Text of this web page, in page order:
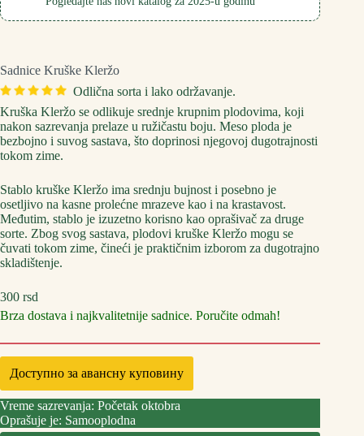
Sadnice Kruške Kleržo
Odlična sorta i lako održavanje.
Kruška Kleržo se odlikuje srednje krupnim plodovima, koji
nakon sazrevanja prelaze u ružičastu boju. Meso ploda je
bezbojno i suvog sastava, što doprinosi njegovoj dugotrajnosti
tokom zime.
Stablo kruške Kleržo ima srednju bujnost i posebno je
osetljivo na kasne prolećne mrazeve kao i na krastavost.
Međutim, stablo je izuzetno korisno kao oprašivač za druge
sorte. Zbog svog sastava, plodovi kruške Kleržo mogu se
čuvati tokom zime, čineći je praktičnim izborom za dugotrajno
skladištenje.
300 rsd
Brza dostava i najkvalitetnije sadnice. Poručite odmah!
Доступно за авансну куповину
Vreme sazrevanja: Početak oktobra
Oprašuje je: Samooplodna